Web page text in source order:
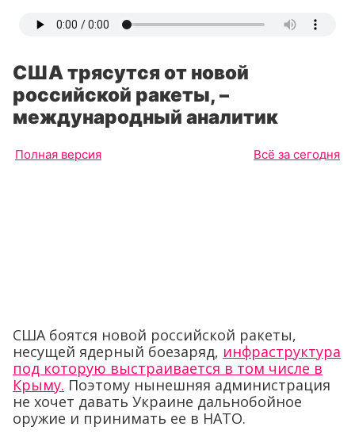
США трясутся от новой
российской ракеты, –
международный аналитик
Полная версия Всё за сегодня
США боятся новой российской ракеты,
несущей ядерный боезаряд, инфраструктура
под которую выстраивается в том числе в
Крыму. Поэтому нынешняя администрация
не хочет давать Украине дальнобойное
оружие и принимать ее в НАТО.